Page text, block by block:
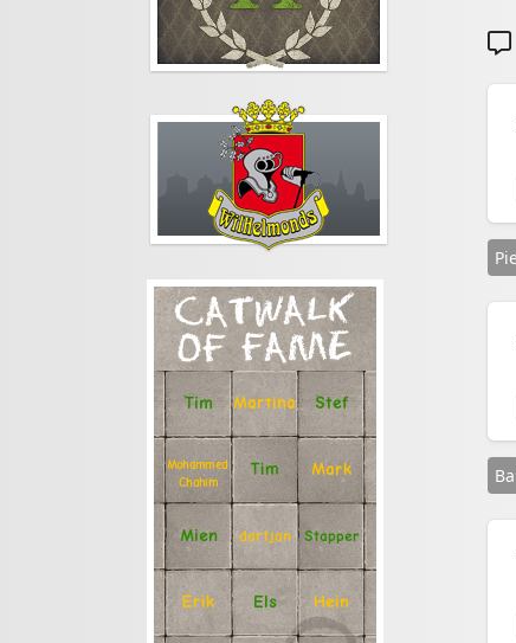
CATWALK
OF FAME
Tim Martina Stef
Mohammed
Chahim
Tim Mark
Mien dartjan Stapper
Erik Els Hein